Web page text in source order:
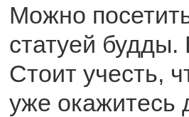
Можно
статуей
Стоит учесть,
уже окажитесь